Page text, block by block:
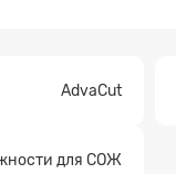
AdvaСut
для СОЖ